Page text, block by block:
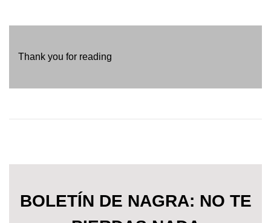
Thank you for reading
BOLETÍN DE NAGRA: NO TE